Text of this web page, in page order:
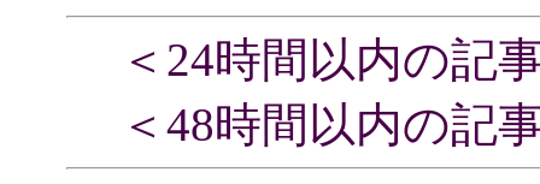
＜24時間以内の記
＜48時間以内の記